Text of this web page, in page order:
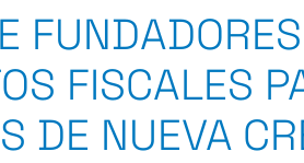
FISCALES
DE NUEVA